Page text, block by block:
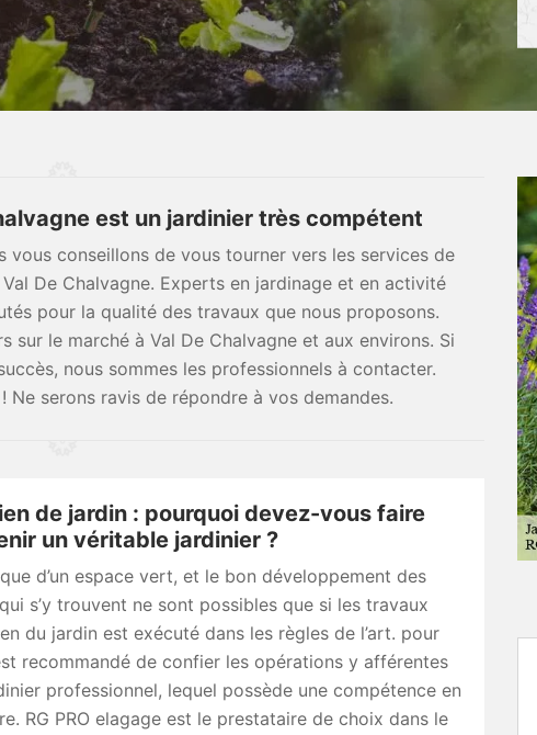
est un jardinier très compétent
vous conseillons de vous tourner vers les services de
De Chalvagne. Experts en jardinage et en activité
pour la qualité des travaux que nous proposons.
sur le marché à Val De Chalvagne et aux environs. Si
nous sommes les professionnels à contacter.
Ne serons ravis de répondre à vos demandes.
de jardin : pourquoi devez-vous faire
un véritable jardinier ?
d’un espace vert, et le bon développement des
s’y trouvent ne sont possibles que si les travaux
du jardin est exécuté dans les règles de l’art. pour
recommandé de confier les opérations y afférentes
professionnel, lequel possède une compétence en
RG PRO elagage est le prestataire de choix dans le